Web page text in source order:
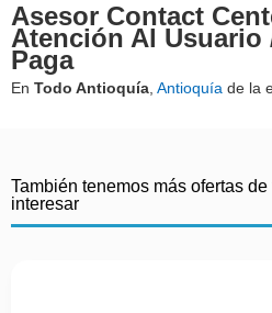
Asesor Contact
Atención Al Usuario
Paga
En Todo Antioquía Antioquía de la
También tenemos más ofertas
interesar